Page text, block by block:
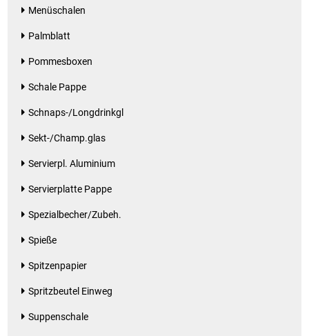
Menüschalen
Palmblatt
Pommesboxen
Schale Pappe
Schnaps-/Longdrinkgl
Sekt-/Champ.glas
Servierpl. Aluminium
Servierplatte Pappe
Spezialbecher/Zubeh.
Spieße
Spitzenpapier
Spritzbeutel Einweg
Suppenschale